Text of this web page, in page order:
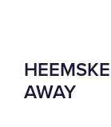
AWAY